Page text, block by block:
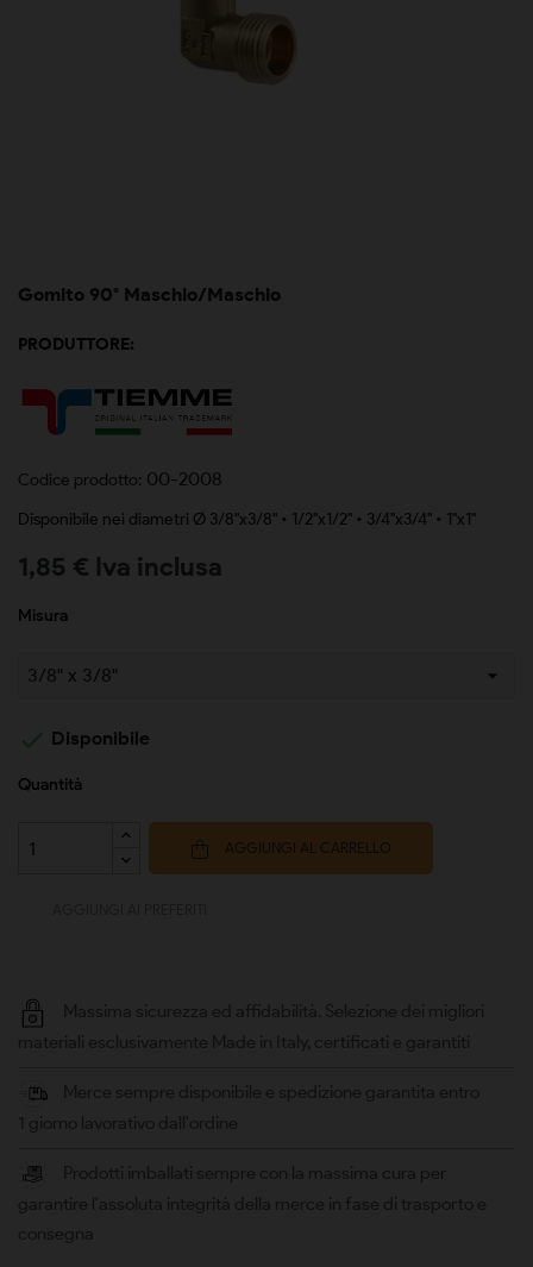
Gomito 90° Maschio/Maschio
PRODUTTORE:
Codice prodotto: 00-2008
Disponibile nei diametri Ø 3/8"x3/8" • 1/2"x1/2" • 3/4"x3/4" • 1"x1"
1,85 € Iva inclusa
Misura
 Disponibile
Quantità
AGGIUNGI AL CARRELLO